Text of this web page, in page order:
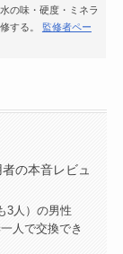
の味・硬度・ミネラ
する。 監修者ペー
の本音レビュ
3人）の男性
人で交換でき